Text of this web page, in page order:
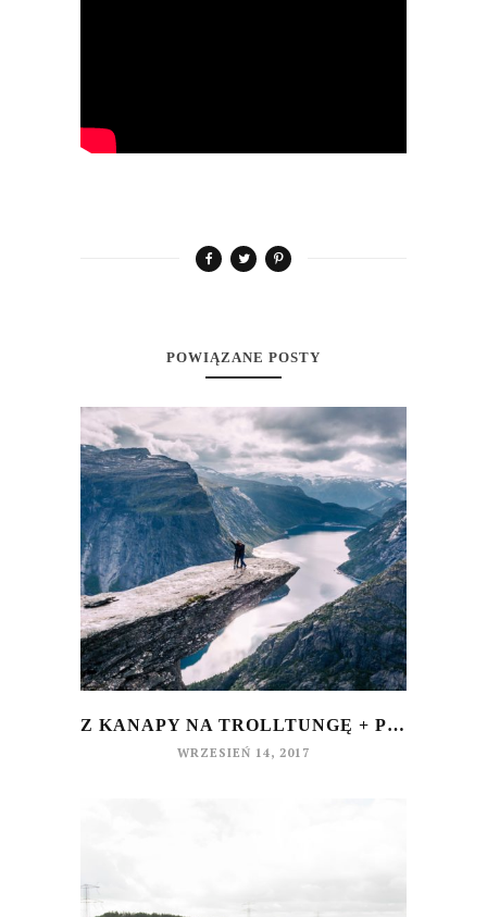
POWIĄZANE POSTY
Z KANAPY NA TROLLTUNGĘ + PORADY
WRZESIEŃ 14, 2017